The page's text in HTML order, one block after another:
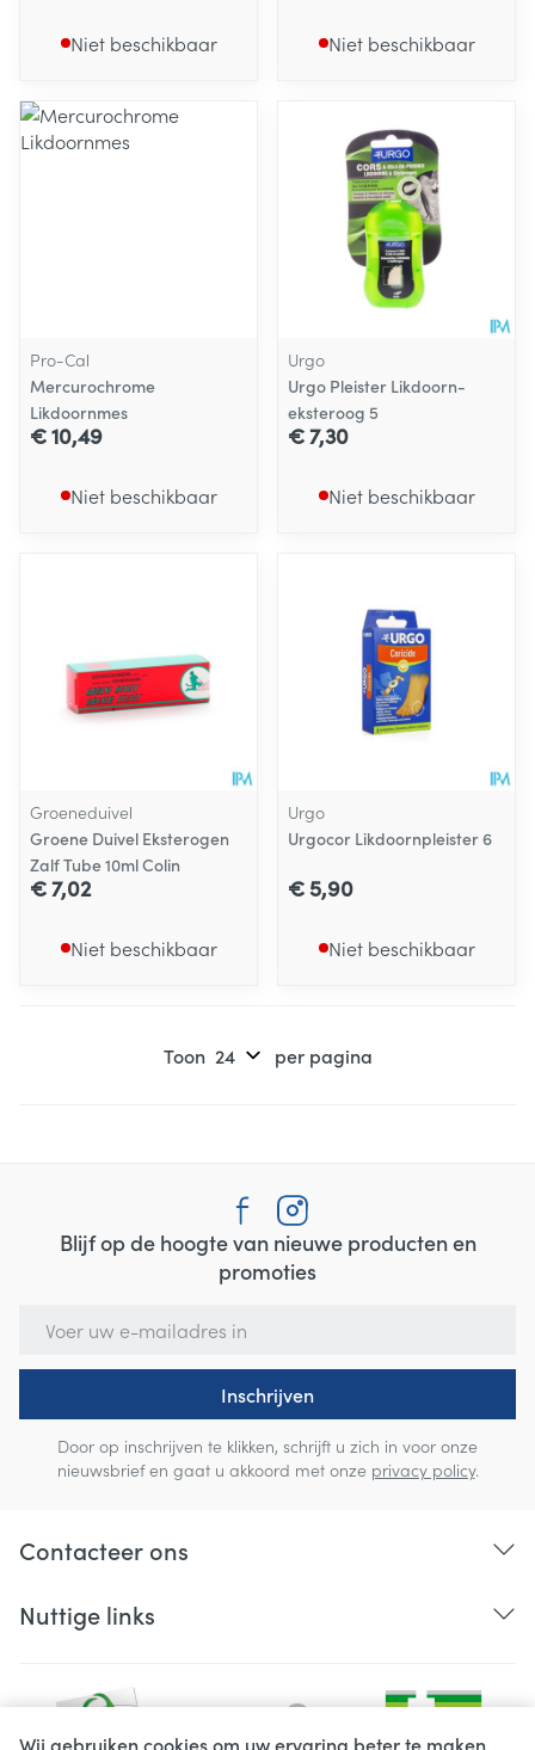
Wij gebruiken cookies om uw ervaring beter te maken.
Niet beschikbaar Niet beschikbaar
Pro-Cal
Mercurochrome
Likdoornmes
€ 10,49
Niet beschikbaar
Urgo
Urgo Pleister Likdoorn-
eksteroog 5
€ 7,30
Niet beschikbaar
Groeneduivel
Groene Duivel Eksterogen
Zalf Tube 10ml Colin
€ 7,02
Niet beschikbaar
Urgo
Urgocor Likdoornpleister 6
€ 5,90
Niet beschikbaar
Toon per pagina
Blijf op de hoogte van nieuwe producten en
promoties
Inschrijven
Door op inschrijven te klikken, schrijft u zich in voor onze
nieuwsbrief en gaat u akkoord met onze privacy policy.
Contacteer ons
Nuttige links